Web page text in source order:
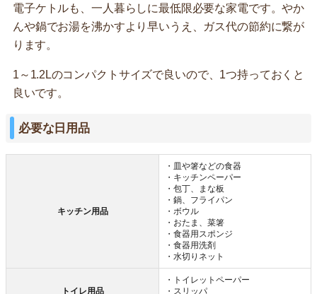
電子ケトルも、一人暮らしに最低限必要な家電です。やか
んや鍋でお湯を沸かすより早いうえ、ガス代の節約に繋が
ります。
1～1.2Lのコンパクトサイズで良いので、1つ持っておくと
良いです。
必要な日用品
キッチン用品
・皿や箸などの食器
・キッチンペーパー
・包丁、まな板
・鍋、フライパン
・ボウル
・おたま、菜箸
・食器用スポンジ
・食器用洗剤
・水切りネット
トイレ用品
・トイレットペーパー
・スリッパ